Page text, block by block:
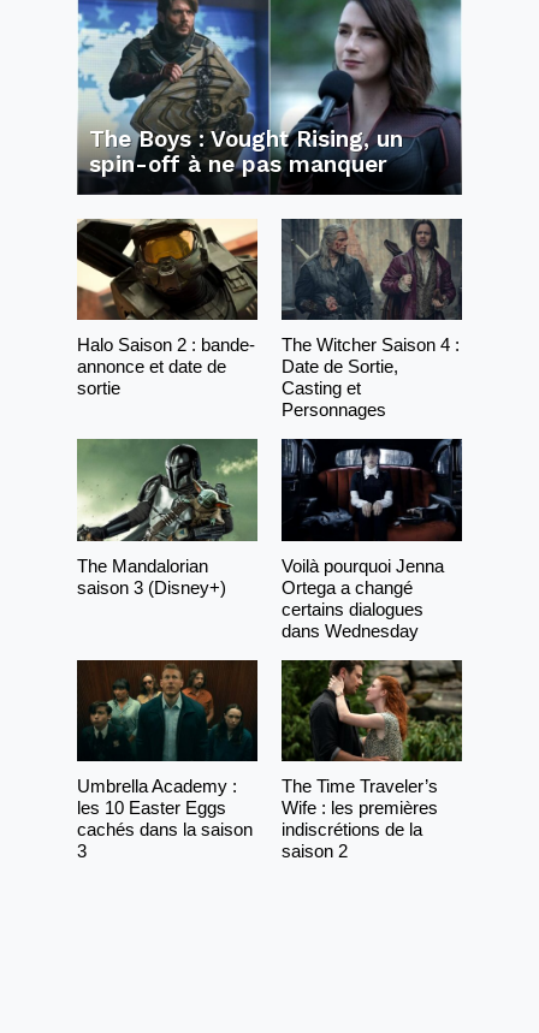
The Boys : Vought Rising, un
spin-off à ne pas manquer
Halo Saison 2 : bande-
annonce et date de
sortie
The Witcher Saison 4 :
Date de Sortie,
Casting et
Personnages
The Mandalorian
saison 3 (Disney+)
Voilà pourquoi Jenna
Ortega a changé
certains dialogues
dans Wednesday
Umbrella Academy :
les 10 Easter Eggs
cachés dans la saison
3
The Time Traveler’s
Wife : les premières
indiscrétions de la
saison 2